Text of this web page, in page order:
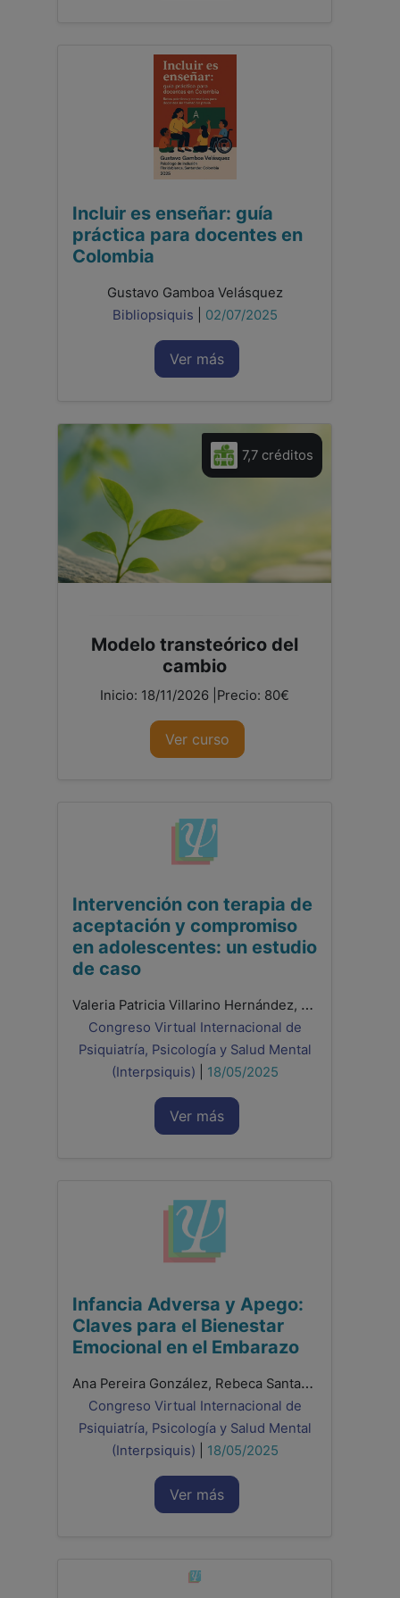
Incluir es enseñar: guía
práctica para docentes en
Colombia
Gustavo Gamboa Velásquez
Bibliopsiquis
02/07/2025
Ver más
7,7 créditos
Modelo transteórico del
cambio
Inicio: 18/11/2026 |Precio: 80€
Ver curso
Intervención con terapia de
aceptación y compromiso
en adolescentes: un estudio
de caso
Valeria Patricia Villarino Hernández, Romina Peraza Perera, Ivan Zebenzui Moreno González, Raquel De León Hernández, Beatriz Regina Prieto Gallo
Congreso Virtual Internacional de
Psiquiatría, Psicología y Salud Mental
(Interpsiquis)
18/05/2025
Ver más
Infancia Adversa y Apego:
Claves para el Bienestar
Emocional en el Embarazo
Ana Pereira González, Rebeca Santamaría Gutiez, Francisco González Sala, Laura Lacomba Trejo
Congreso Virtual Internacional de
Psiquiatría, Psicología y Salud Mental
(Interpsiquis)
18/05/2025
Ver más